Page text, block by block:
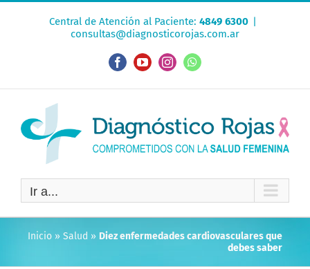
Central de Atención al Paciente: 4849 6300 |
consultas@diagnosticorojas.com.ar
FacebookYouTubeInstagramWhatsApp
Ir a...
Inicio » Salud » Diez enfermedades cardiovasculares que
debes saber